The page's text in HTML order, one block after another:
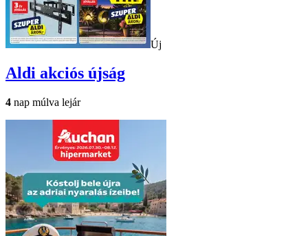
Új
Aldi akciós újság
4 nap múlva lejár